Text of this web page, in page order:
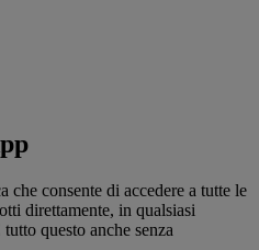
che consente di accedere a tutte le
direttamente, in qualsiasi
questo anche senza